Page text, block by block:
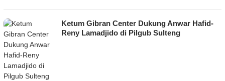
Ketum Gibran Center Dukung Anwar Hafid-
Reny Lamadjido di Pilgub Sulteng